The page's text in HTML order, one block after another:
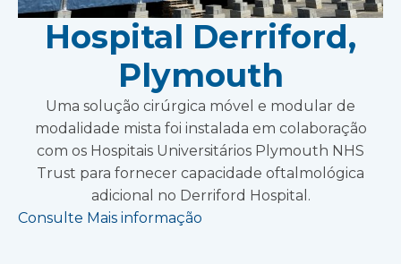
Hospital Derriford,
Plymouth
Uma solução cirúrgica móvel e modular de
modalidade mista foi instalada em colaboração
com os Hospitais Universitários Plymouth NHS
Trust para fornecer capacidade oftalmológica
adicional no Derriford Hospital.
Consulte Mais informação